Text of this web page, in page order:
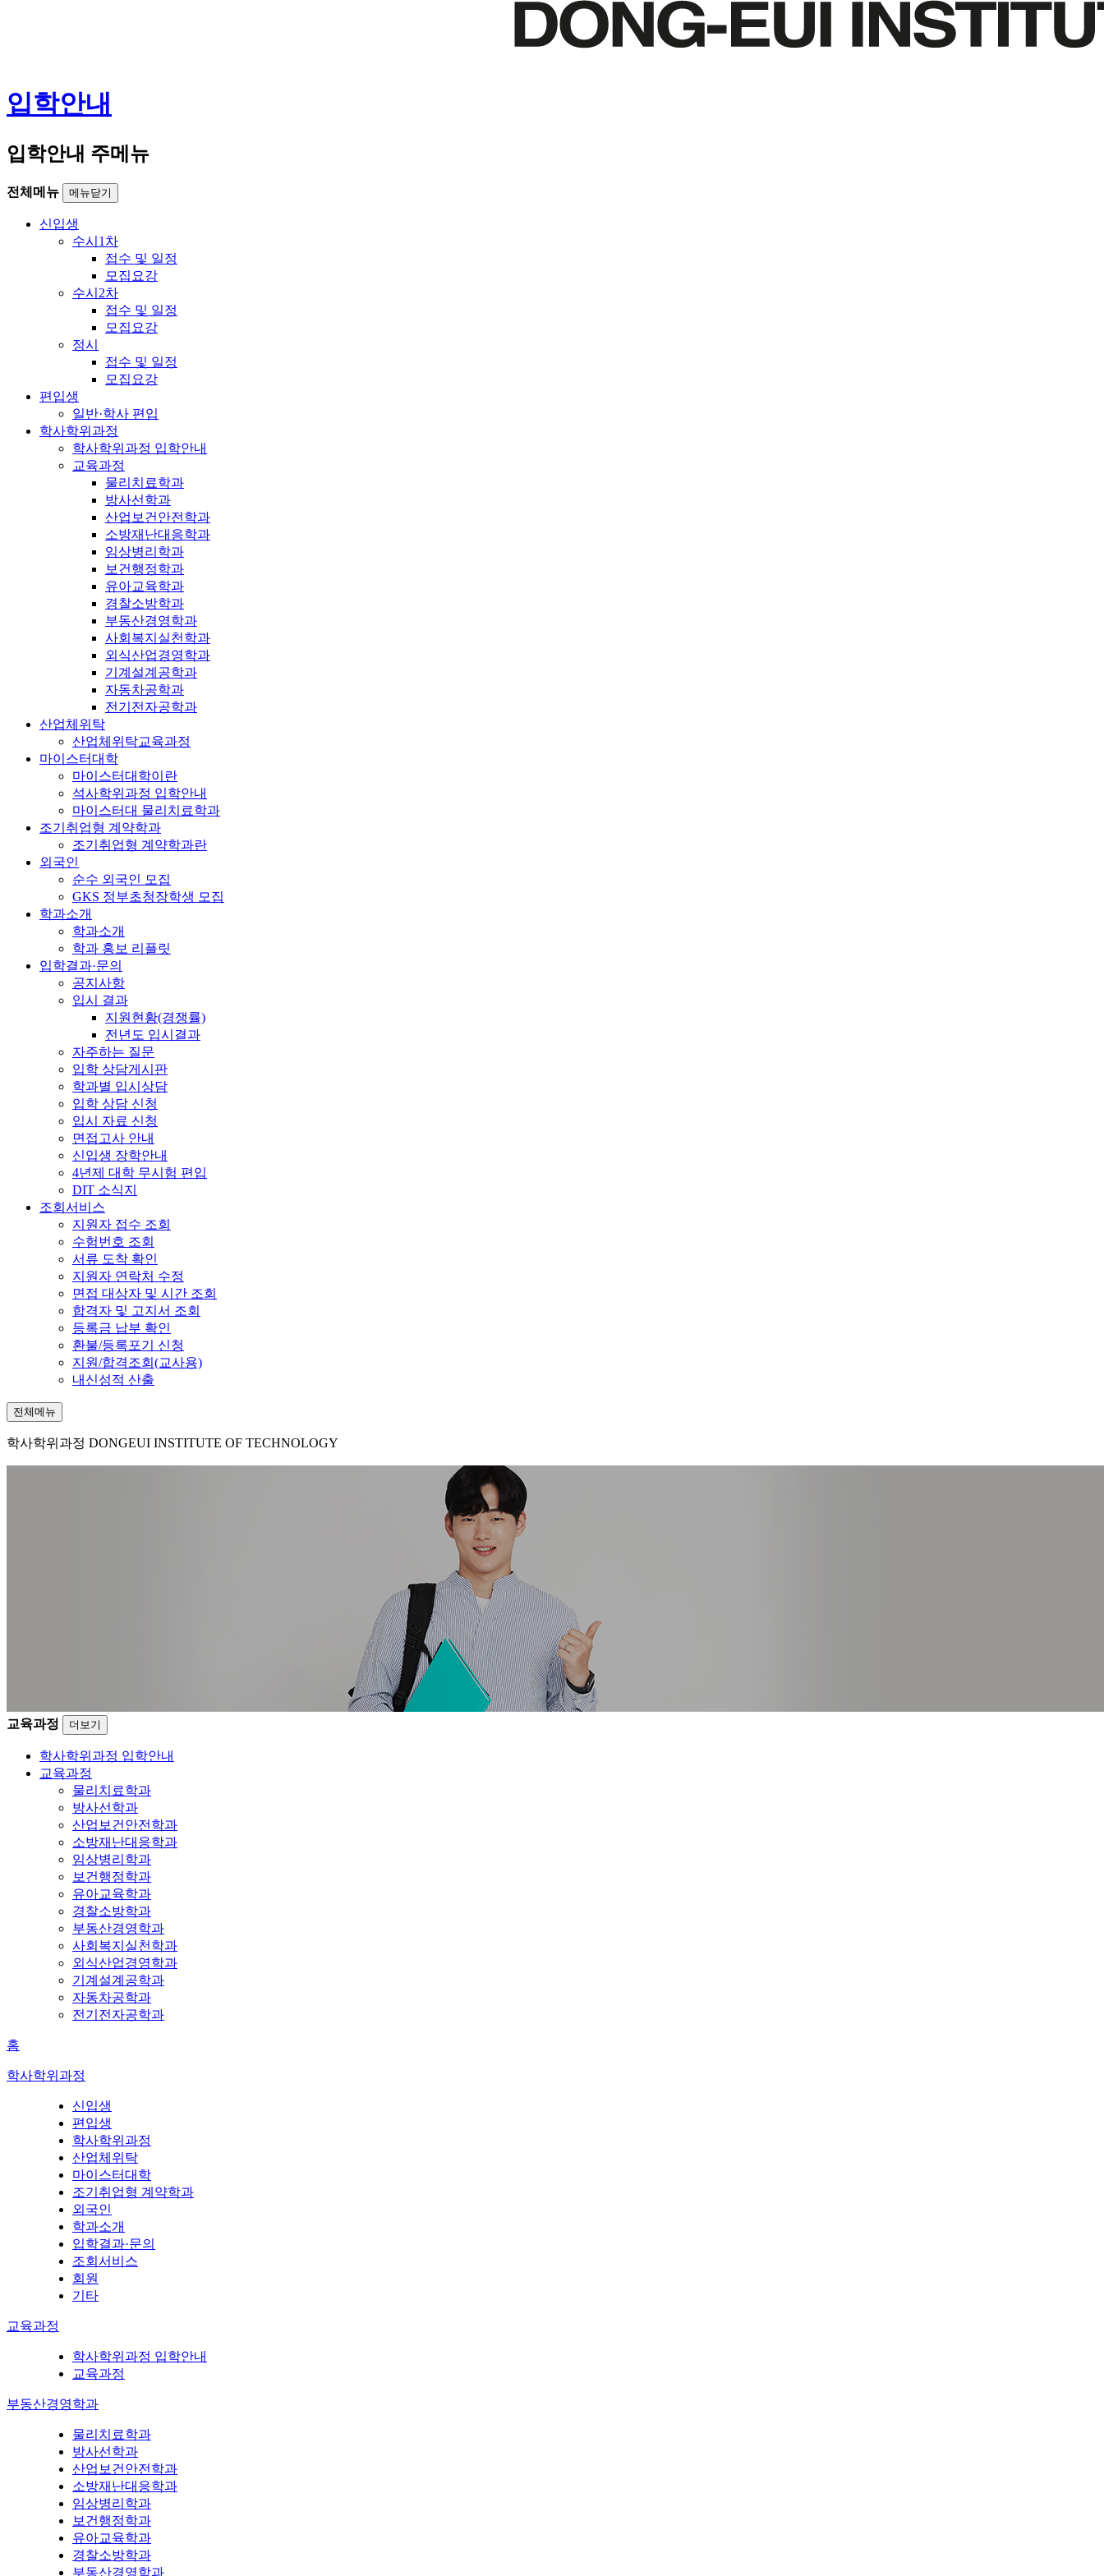
입학안내
입학안내 주메뉴
전체메뉴 메뉴닫기
신입생
수시1차
접수 및 일정
모집요강
수시2차
접수 및 일정
모집요강
정시
접수 및 일정
모집요강
편입생
일반·학사 편입
학사학위과정
학사학위과정 입학안내
교육과정
물리치료학과
방사선학과
산업보건안전학과
소방재난대응학과
임상병리학과
보건행정학과
유아교육학과
경찰소방학과
부동산경영학과
사회복지실천학과
외식산업경영학과
기계설계공학과
자동차공학과
전기전자공학과
산업체위탁
산업체위탁교육과정
마이스터대학
마이스터대학이란
석사학위과정 입학안내
마이스터대 물리치료학과
조기취업형 계약학과
조기취업형 계약학과란
외국인
순수 외국인 모집
GKS 정부초청장학생 모집
학과소개
학과소개
학과 홍보 리플릿
입학결과·문의
공지사항
입시 결과
지원현황(경쟁률)
전년도 입시결과
자주하는 질문
입학 상담게시판
학과별 입시상담
입학 상담 신청
입시 자료 신청
면접고사 안내
신입생 장학안내
4년제 대학 무시험 편입
DIT 소식지
조회서비스
지원자 접수 조회
수험번호 조회
서류 도착 확인
지원자 연락처 수정
면접 대상자 및 시간 조회
합격자 및 고지서 조회
등록금 납부 확인
환불/등록포기 신청
지원/합격조회(교사용)
내신성적 산출
전체메뉴
학사학위과정 DONGEUI INSTITUTE OF TECHNOLOGY
교육과정 더보기
학사학위과정 입학안내
교육과정
물리치료학과
방사선학과
산업보건안전학과
소방재난대응학과
임상병리학과
보건행정학과
유아교육학과
경찰소방학과
부동산경영학과
사회복지실천학과
외식산업경영학과
기계설계공학과
자동차공학과
전기전자공학과
홈
학사학위과정
신입생
편입생
학사학위과정
산업체위탁
마이스터대학
조기취업형 계약학과
외국인
학과소개
입학결과·문의
조회서비스
회원
기타
교육과정
학사학위과정 입학안내
교육과정
부동산경영학과
물리치료학과
방사선학과
산업보건안전학과
소방재난대응학과
임상병리학과
보건행정학과
유아교육학과
경찰소방학과
부동산경영학과